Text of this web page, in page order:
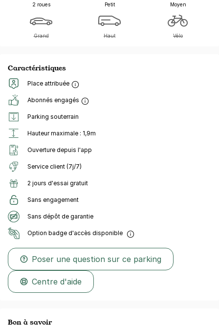
2 roues Petit Moyen
Grand Haut Vélo
Caractéristiques
Place attribuée
Abonnés engagés
Parking souterrain
Hauteur maximale : 1,9m
Ouverture depuis l'app
Service client (7j/7)
2 jours d'essai gratuit
Sans engagement
Sans dépôt de garantie
Option badge d'accès disponible
Poser une question sur ce parking
Centre d'aide
Bon à savoir